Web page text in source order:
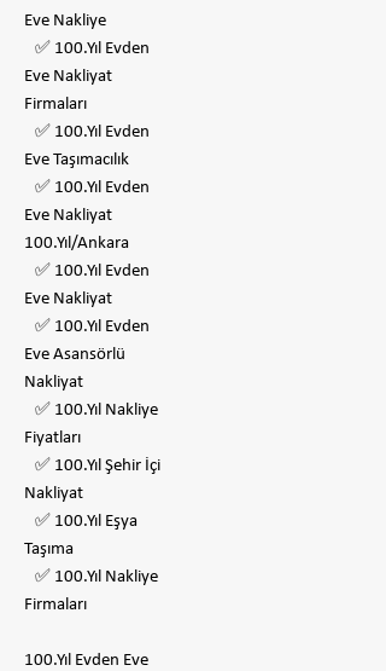
Eve Nakliye
✅ 100.Yıl Evden
Eve Nakliyat
Firmaları
✅ 100.Yıl Evden
Eve Taşımacılık
✅ 100.Yıl Evden
Eve Nakliyat
100.Yıl/Ankara
✅ 100.Yıl Evden
Eve Nakliyat
✅ 100.Yıl Evden
Eve Asansörlü
Nakliyat
✅ 100.Yıl Nakliye
Fiyatları
✅ 100.Yıl Şehir İçi
Nakliyat
✅ 100.Yıl Eşya
Taşıma
✅ 100.Yıl Nakliye
Firmaları
100.Yıl Evden Eve